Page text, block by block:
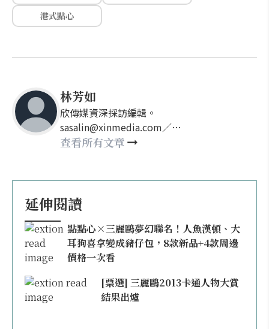
港式點心
林芳如
欣傳媒資深採訪編輯。
sasalin@xinmedia.com／
happy21917@gmail.com
查看所有文章
延伸閱讀
點點心×三麗鷗夢幻聯名！人魚漢頓、大
耳狗喜拿變成豬仔包，8款新品+4款周邊
價格一次看
[票選] 三麗鷗2013卡通人物大賞
結果出爐